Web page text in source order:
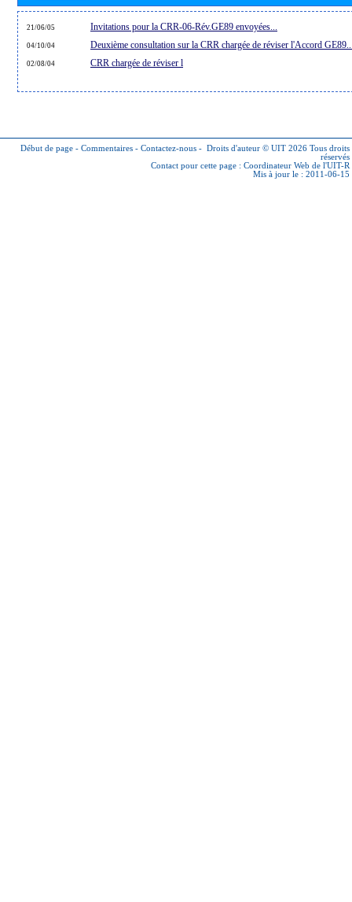
21/06/05 Invitations pour la CRR-06-Rév.GE89 envoyées...
04/10/04 Deuxième consultation sur la CRR chargée de réviser l'Accord
02/08/04 CRR chargée de réviser l
Début de page - Commentaires - Contactez-nous - Droits d'auteur © UIT 2026 Tous droits
réservés
Contact pour cette page : Coordinateur Web de l'UIT-R
Mis à jour le : 2011-06-15